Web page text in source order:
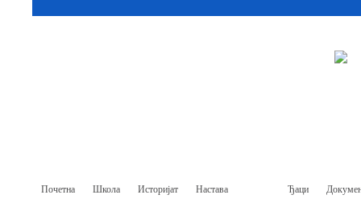
Почетна Школа Историјат Настава Ђаци